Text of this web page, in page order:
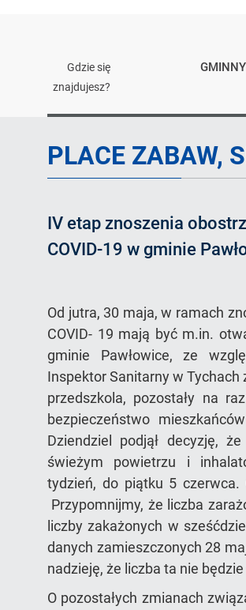
Gdzie się
znajdujesz?
PLACE ZABAW,
IV etap znoszenia
COVID-19 w gminie
Od jutra, 30 maja, w ramach
COVID- 19 mają być m.in.
gminie Pawłowice, ze
Inspektor Sanitarny w Tychach
przedszkola, pozostały na
bezpieczeństwo
Dziendziel podjął decyzję,
świeżym powietrzu i
tydzień, do piątku 5 czerwca.
Przypomnijmy, że liczba
liczby zakażonych w
danych zamieszczonych 28
nadzieję, że liczba ta nie
O pozostałych zmianach